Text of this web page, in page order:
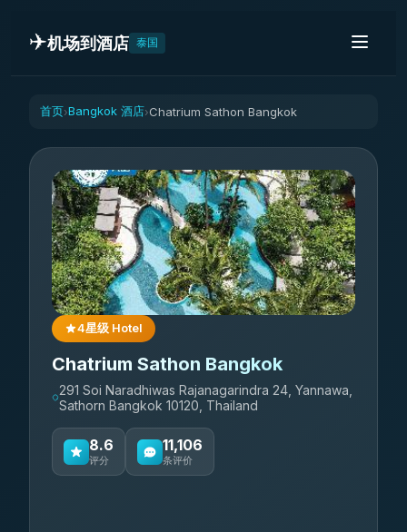
✈️机场到酒店 泰国
首页›Bangkok 酒店›Chatrium Sathon Bangkok
4星级 Hotel
Chatrium Sathon Bangkok
291 Soi Naradhiwas Rajanagarindra 24, Yannawa,
Sathorn Bangkok 10120, Thailand
8.6
评分
11,106
条评价